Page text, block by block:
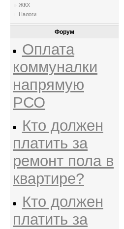
ЖКХ
Налоги
Форум
Оплата
коммуналки
напрямую
РСО
Кто должен
платить за
ремонт пола в
квартире?
Кто должен
платить за